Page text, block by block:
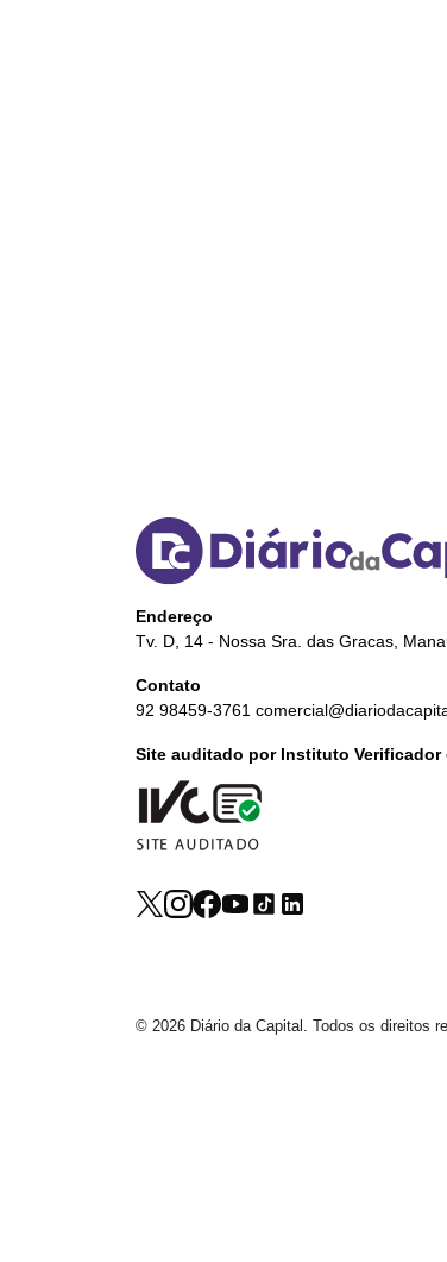
Endereço
Tv. D, 14 - Nossa Sra. das Gracas,
Contato
92 98459-3761
Site auditado por Instituto Verificador
© 2026 Diário da Capital. Todos os direitos